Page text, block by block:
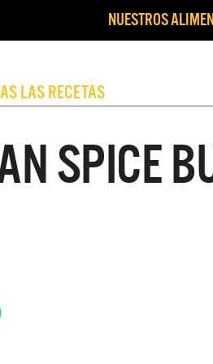
NUESTROS
LAS RECETAS
SPICE